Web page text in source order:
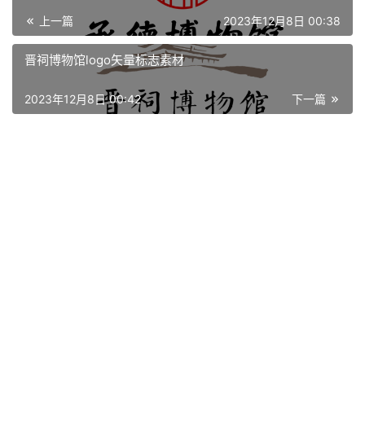
首
上一篇 2023年12月8日 00:38
晋祠博物馆logo矢量标志素材
下一篇
2023年12月8日 00:42